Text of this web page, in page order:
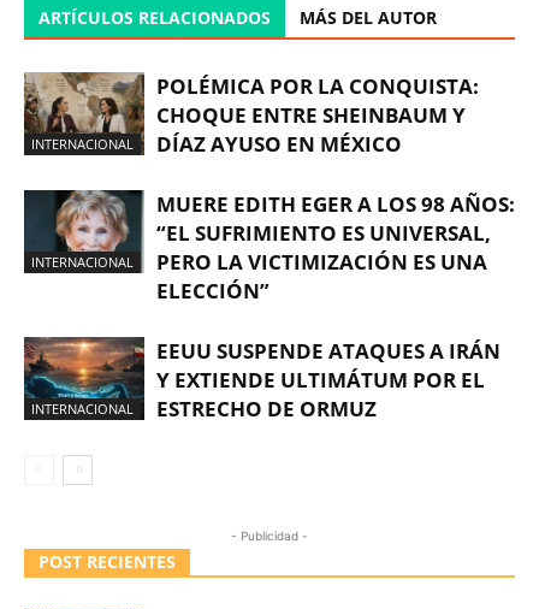
ARTÍCULOS RELACIONADOS MÁS DEL AUTOR
INTERNACIONAL
POLÉMICA POR LA CONQUISTA:
CHOQUE ENTRE SHEINBAUM Y
DÍAZ AYUSO EN MÉXICO
INTERNACIONAL
MUERE EDITH EGER A LOS 98 AÑOS:
“EL SUFRIMIENTO ES UNIVERSAL,
PERO LA VICTIMIZACIÓN ES UNA
ELECCIÓN”
INTERNACIONAL
EEUU SUSPENDE ATAQUES A IRÁN
Y EXTIENDE ULTIMÁTUM POR EL
ESTRECHO DE ORMUZ
- Publicidad -
POST RECIENTES